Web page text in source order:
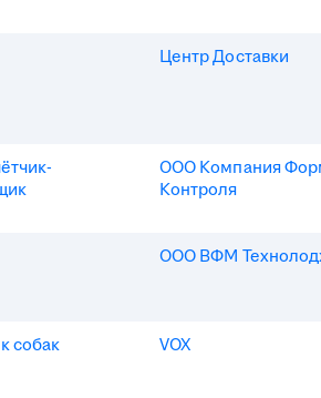
Центр Доставки
ООО Компания
Контроля
ООО ВФМ
собак VOX